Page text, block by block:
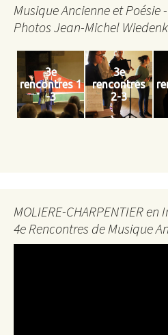
Musique Ancienne et Poésie
Photos Jean-Michel
3e
rencontres 1
-3
3e
rencontres
2-3
MOLIERE-CHARPENTIER
4e Rencontres de Musique